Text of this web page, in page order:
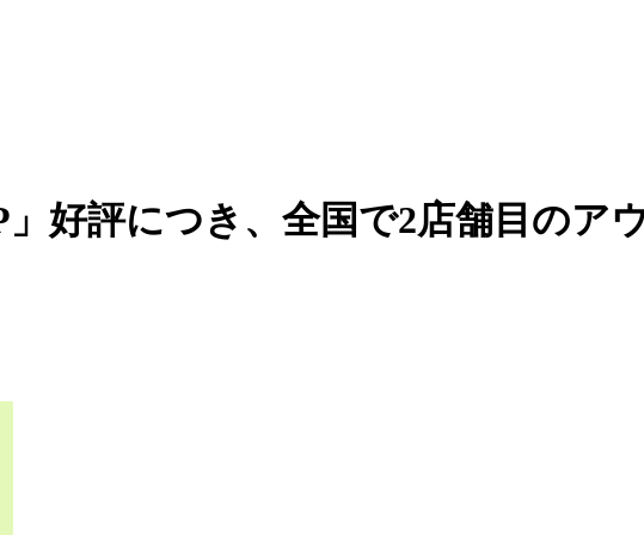
」好評につき、全国で2店舗目のア